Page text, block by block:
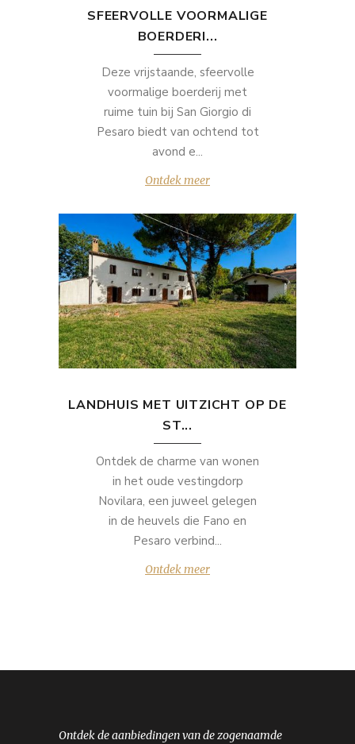
SFEERVOLLE VOORMALIGE
BOERDERI...
Deze vrijstaande, sfeervolle
voormalige boerderij met
ruime tuin bij San Giorgio di
Pesaro biedt van ochtend tot
avond e...
Ontdek meer
LANDHUIS MET UITZICHT OP DE
ST...
Ontdek de charme van wonen
in het oude vestingdorp
Novilara, een juweel gelegen
in de heuvels die Fano en
Pesaro verbind...
Ontdek meer
Ontdek de aanbiedingen van de zogenaamde